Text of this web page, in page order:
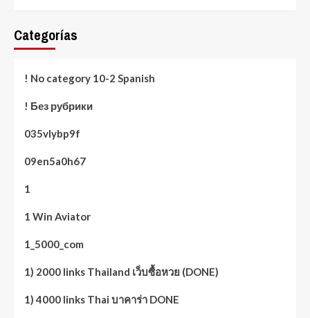
Categorías
! No category 10-2 Spanish
! Без рубрики
035vlybp9f
09en5a0h67
1
1 Win Aviator
1_5000_com
1) 2000 links Thailand เว็บซื้อหวย (DONE)
1) 4000 links Thai บาคาร่า DONE